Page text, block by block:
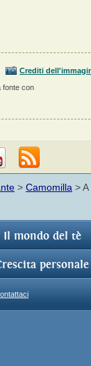
Crediti
fonte con
> Camomilla > A
Il mondo del tè
personale